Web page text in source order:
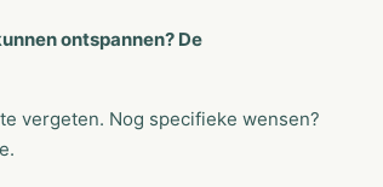
ontspannen? De
vergeten. Nog specifieke wensen?